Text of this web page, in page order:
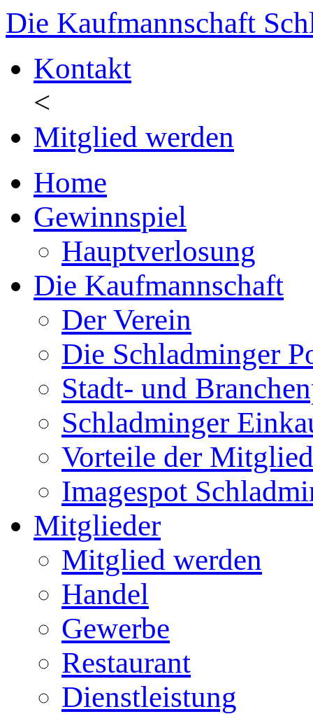
Die Kaufmannschaft
Kontakt
<
Mitglied werden
Home
Gewinnspiel
Hauptverlosung
Die Kaufmannschaft
Der Verein
Die Schladminger
Stadt- und
Schladminger
Vorteile der
Imagespot
Mitglieder
Mitglied werden
Handel
Gewerbe
Restaurant
Dienstleistung